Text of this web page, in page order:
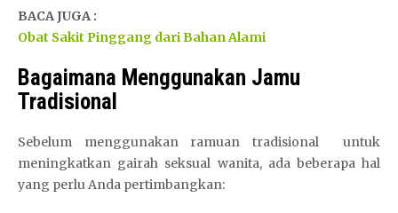
BACA JUGA :
Obat Sakit Pinggang dari Bahan Alami
Bagaimana Menggunakan Jamu
Tradisional
Sebelum menggunakan ramuan tradisional untuk
meningkatkan gairah seksual wanita, ada beberapa hal
yang perlu Anda pertimbangkan: